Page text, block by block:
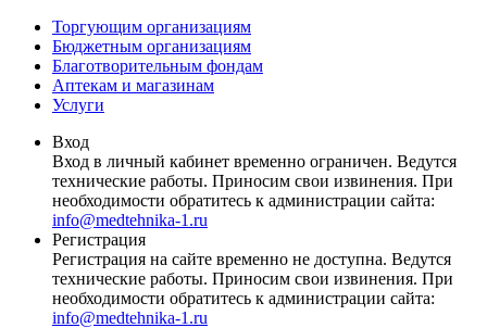
Торгующим организациям
Бюджетным организациям
Благотворительным фондам
Аптекам и магазинам
Услуги
Вход
Вход в личный кабинет временно ограничен. Ведутся
технические работы. Приносим свои извинения. При
необходимости обратитесь к администрации сайта:
info@medtehnika-1.ru
Регистрация
Регистрация на сайте временно не доступна. Ведутся
технические работы. Приносим свои извинения. При
необходимости обратитесь к администрации сайта:
info@medtehnika-1.ru